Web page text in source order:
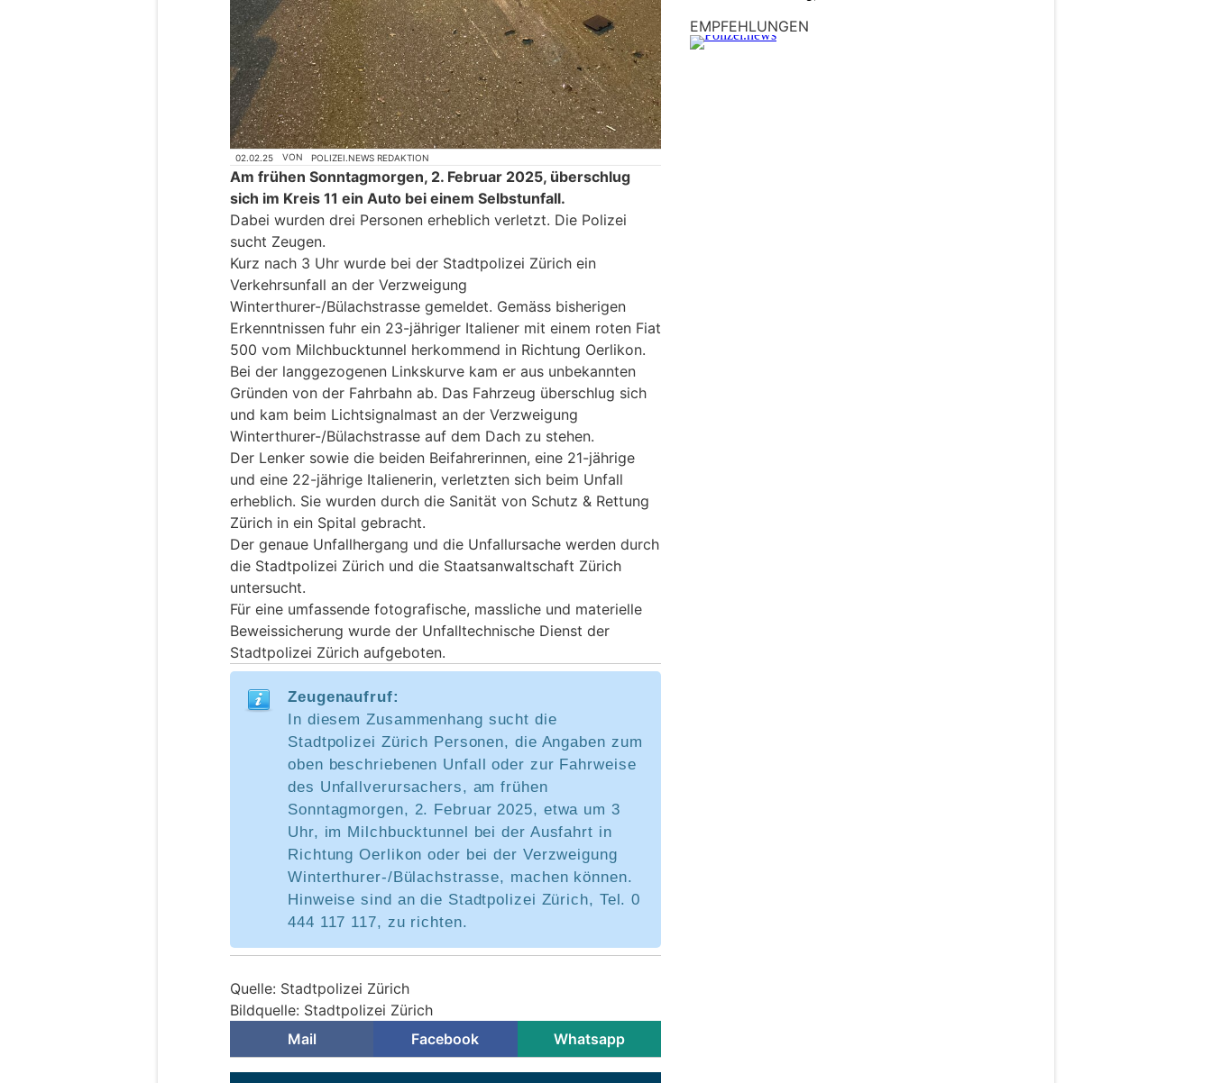
02.02.25 VON POLIZEI.NEWS REDAKTION
Am frühen Sonntagmorgen, 2. Februar 2025, überschlug
sich im Kreis 11 ein Auto bei einem Selbstunfall.
Dabei wurden drei Personen erheblich verletzt. Die Polizei
sucht Zeugen.
Kurz nach 3 Uhr wurde bei der Stadtpolizei Zürich ein
Verkehrsunfall an der Verzweigung
Winterthurer-/Bülachstrasse gemeldet. Gemäss bisherigen
Erkenntnissen fuhr ein 23-jähriger Italiener mit einem roten Fiat
500 vom Milchbucktunnel herkommend in Richtung Oerlikon.
Bei der langgezogenen Linkskurve kam er aus unbekannten
Gründen von der Fahrbahn ab. Das Fahrzeug überschlug sich
und kam beim Lichtsignalmast an der Verzweigung
Winterthurer-/Bülachstrasse auf dem Dach zu stehen.
Der Lenker sowie die beiden Beifahrerinnen, eine 21-jährige
und eine 22-jährige Italienerin, verletzten sich beim Unfall
erheblich. Sie wurden durch die Sanität von Schutz & Rettung
Zürich in ein Spital gebracht.
Der genaue Unfallhergang und die Unfallursache werden durch
die Stadtpolizei Zürich und die Staatsanwaltschaft Zürich
untersucht.
Für eine umfassende fotografische, massliche und materielle
Beweissicherung wurde der Unfalltechnische Dienst der
Stadtpolizei Zürich aufgeboten.
Zeugenaufruf:
In diesem Zusammenhang sucht die
Stadtpolizei Zürich Personen, die Angaben zum
oben beschriebenen Unfall oder zur Fahrweise
des Unfallverursachers, am frühen
Sonntagmorgen, 2. Februar 2025, etwa um 3
Uhr, im Milchbucktunnel bei der Ausfahrt in
Richtung Oerlikon oder bei der Verzweigung
Winterthurer-/Bülachstrasse, machen können.
Hinweise sind an die Stadtpolizei Zürich, Tel. 0
444 117 117, zu richten.
Quelle: Stadtpolizei Zürich
Bildquelle: Stadtpolizei Zürich
Mail
Facebook Whatsapp
EMPFEHLUNGEN